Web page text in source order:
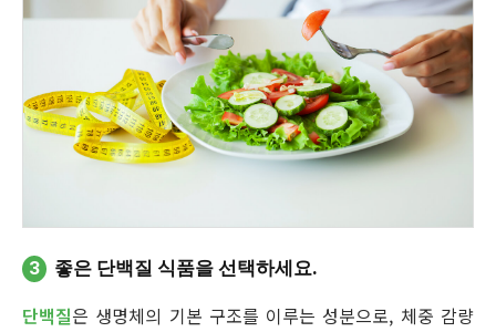
3 좋은 단백질 식품을 선택하세요.
단백질은 생명체의 기본 구조를 이루는 성분으로, 체중 감량